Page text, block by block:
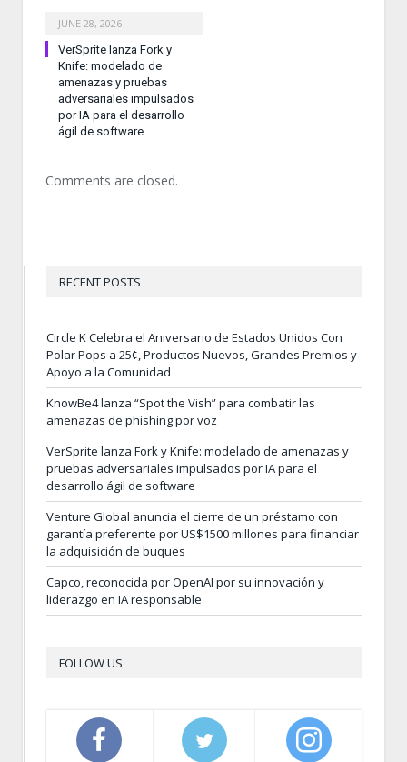
JUNE 28, 2026
VerSprite lanza Fork y
Knife: modelado de
amenazas y pruebas
adversariales impulsados
por IA para el desarrollo
ágil de software
Comments are closed.
RECENT POSTS
Circle K Celebra el Aniversario de Estados Unidos Con
Polar Pops a 25¢, Productos Nuevos, Grandes Premios y
Apoyo a la Comunidad
KnowBe4 lanza “Spot the Vish” para combatir las
amenazas de phishing por voz
VerSprite lanza Fork y Knife: modelado de amenazas y
pruebas adversariales impulsados por IA para el
desarrollo ágil de software
Venture Global anuncia el cierre de un préstamo con
garantía preferente por US$1500 millones para financiar
la adquisición de buques
Capco, reconocida por OpenAI por su innovación y
liderazgo en IA responsable
FOLLOW US